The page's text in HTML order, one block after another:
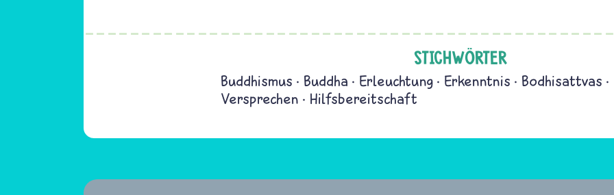
STICHWÖRTER
Buddhismus Buddha Erleuchtung Erkenntnis Bodhisattvas
Versprechen
Hilfsbereitschaft